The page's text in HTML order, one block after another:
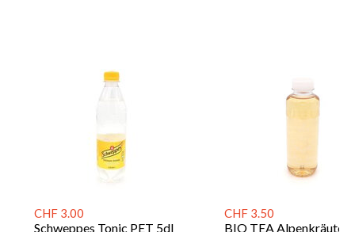
CHF 3.00
Schweppes Tonic PET 5dl
CHF 3.50
BIO TEA Alpenkräuter